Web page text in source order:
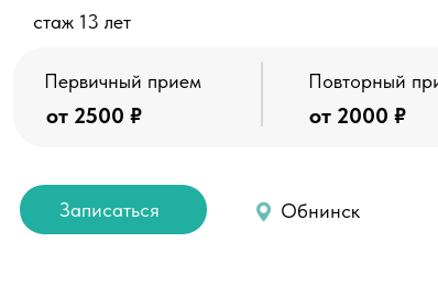
стаж 13 лет
Первичный прием
от 2500 ₽
Повторный
от 2000 ₽
Обнинск
Записаться